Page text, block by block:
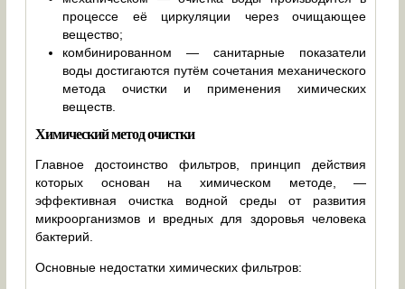
процессе её циркуляции через очищающее
вещество;
комбинированном — санитарные показатели
воды достигаются путём сочетания механического
метода очистки и применения химических
веществ.
Химический метод очистки
Главное достоинство фильтров, принцип действия
которых основан на химическом методе, —
эффективная очистка водной среды от развития
микроорганизмов и вредных для здоровья человека
бактерий.
Основные недостатки химических фильтров: